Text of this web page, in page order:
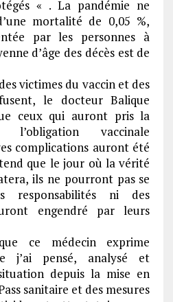
« . La pandémie ne
mortalité de 0,05 %,
par les personnes à
d’âge des décès est de
victimes du vaccin et des
le docteur Balique
ceux qui auront pris la
l’obligation vaccinale
complications auront été
que le jour où la vérité
ils ne pourront pas se
responsabilités ni des
engendré par leurs
ce médecin exprime
j’ai pensé, analysé et
depuis la mise en
sanitaire et des mesures